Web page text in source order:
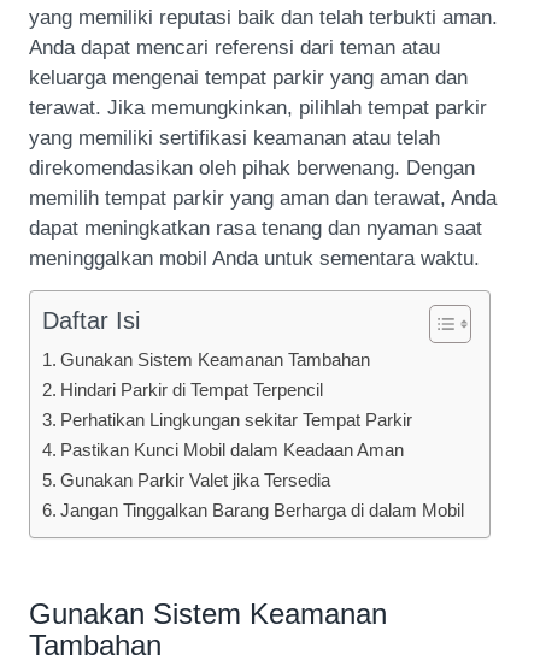
yang memiliki reputasi baik dan telah terbukti aman.
Anda dapat mencari referensi dari teman atau
keluarga mengenai tempat parkir yang aman dan
terawat. Jika memungkinkan, pilihlah tempat parkir
yang memiliki sertifikasi keamanan atau telah
direkomendasikan oleh pihak berwenang. Dengan
memilih tempat parkir yang aman dan terawat, Anda
dapat meningkatkan rasa tenang dan nyaman saat
meninggalkan mobil Anda untuk sementara waktu.
Daftar Isi
Gunakan Sistem Keamanan Tambahan
Hindari Parkir di Tempat Terpencil
Perhatikan Lingkungan sekitar Tempat Parkir
Pastikan Kunci Mobil dalam Keadaan Aman
Gunakan Parkir Valet jika Tersedia
Jangan Tinggalkan Barang Berharga di dalam Mobil
Gunakan Sistem Keamanan
Tambahan